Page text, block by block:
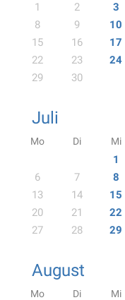
1 2 3
8
9 10
15
16 17
22
23 24
29
30
Juli
Mo Di Mi
1
6
7 8
13
14 15
20
21 22
27
28 29
August
Mo Di Mi